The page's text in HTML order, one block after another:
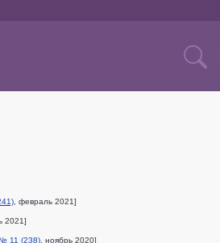
, февраль 2021]
2021]
№ 11 (238) , ноябрь 2020]